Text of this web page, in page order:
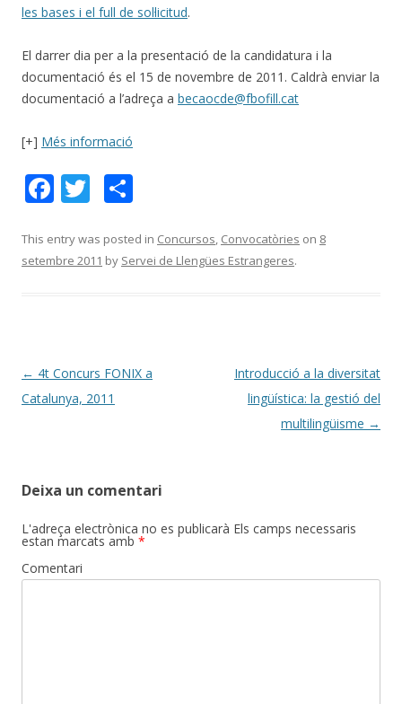
les bases i el full de sol·licitud.
El darrer dia per a la presentació de la candidatura i la
documentació és el 15 de novembre de 2011. Caldrà enviar la
documentació a l’adreça a becaocde@fbofill.cat
[+] Més informació
F
e
b
k
T
itt
er
m
p
ix
This entry was posted in Concursos, Convocatòries on 8
setembre 2011 by Servei de Llengües Estrangeres.
Post
navigation
← 4t Concurs FONIX a
Catalunya, 2011
Introducció a la diversitat
lingüística: la gestió del
multilingüisme →
Deixa un comentari
L'adreça electrònica no es publicarà Els camps necessaris
estan marcats amb *
Comentari